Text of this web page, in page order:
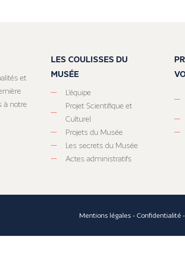
et
à notre
LES COULISSES DU
MUSÉE
L’équipe
Projet Scientifique et
Culturel
Projets du Musée
Les secrets du Musée
Actes administratifs
Mentions légales - Confidentialité